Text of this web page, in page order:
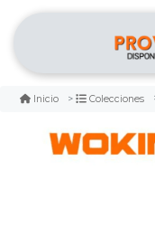
Inicio Colecciones